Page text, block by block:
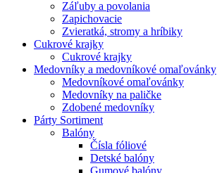
Záľuby a povolania
Zapichovacie
Zvieratká, stromy a hríbiky
Cukrové krajky
Cukrové krajky
Medovníky a medovníkové omaľovánky
Medovníkové omaľovánky
Medovníky na paličke
Zdobené medovníky
Párty Sortiment
Balóny
Čísla fóliové
Detské balóny
Gumové balóny